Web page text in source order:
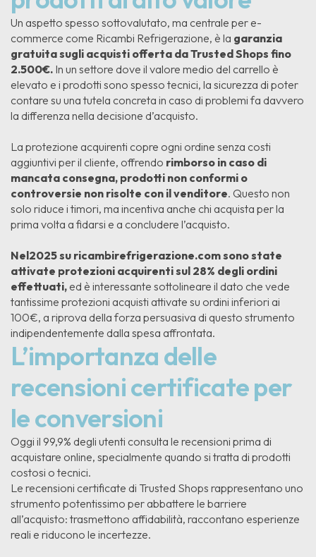
Un aspetto spesso sottovalutato, ma centrale per e-
commerce come Ricambi Refrigerazione, è la garanzia
gratuita sugli acquisti offerta da Trusted Shops fino
2.500€. In un settore dove il valore medio del carrello è
elevato e i prodotti sono spesso tecnici, la sicurezza di poter
contare su una tutela concreta in caso di problemi fa davvero
la differenza nella decisione d’acquisto.
La protezione acquirenti copre ogni ordine senza costi
aggiuntivi per il cliente, offrendo rimborso in caso di
mancata consegna, prodotti non conformi o
controversie non risolte con il venditore. Questo non
solo riduce i timori, ma incentiva anche chi acquista per la
prima volta a fidarsi e a concludere l’acquisto.
Nel2025 su ricambirefrigerazione.com sono state
attivate protezioni acquirenti sul 28% degli ordini
effettuati, ed è interessante sottolineare il dato che vede
tantissime protezioni acquisti attivate su ordini inferiori ai
100€, a riprova della forza persuasiva di questo strumento
indipendentemente dalla spesa affrontata.
L’importanza delle
recensioni certificate per
le conversioni
Oggi il 99,9% degli utenti consulta le recensioni prima di
acquistare online, specialmente quando si tratta di prodotti
costosi o tecnici.
Le recensioni certificate di Trusted Shops rappresentano uno
strumento potentissimo per abbattere le barriere
all’acquisto: trasmettono affidabilità, raccontano esperienze
reali e riducono le incertezze.